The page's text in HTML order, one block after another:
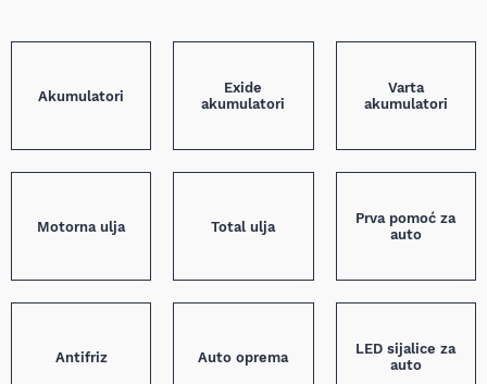
Akumulatori
Exide
akumulatori
Varta
akumulatori
Motorna ulja Total ulja
Prva pomoć za
auto
Antifriz Auto oprema
LED sijalice za
auto